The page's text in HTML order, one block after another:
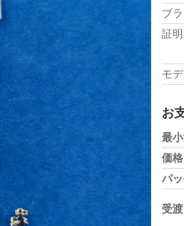
ブ
証
モ
お
最
価
パ
受